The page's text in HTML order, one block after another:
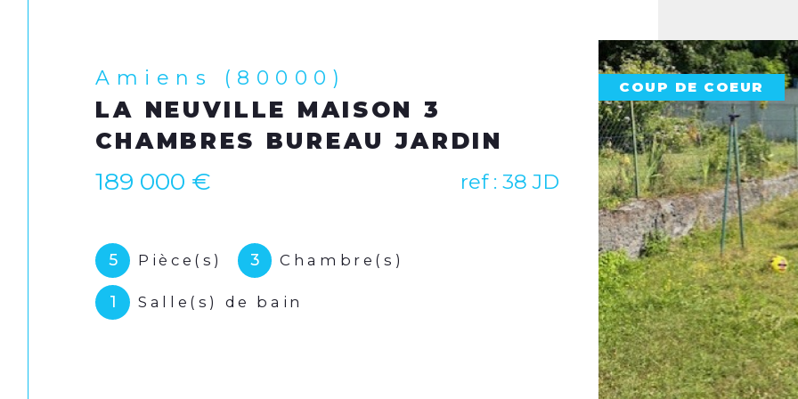
Agence transaction
Longueau
Agence location et
80000 Amiens
Contactez-nous par
Amiens (80000)
LA NEUVILLE MAISON 3
CHAMBRES BUREAU JARDIN
189 000 € ref : 38 JD
Pièce(s) 3 Chambre(s)
Salle(s) de bain
COUP DE COEUR